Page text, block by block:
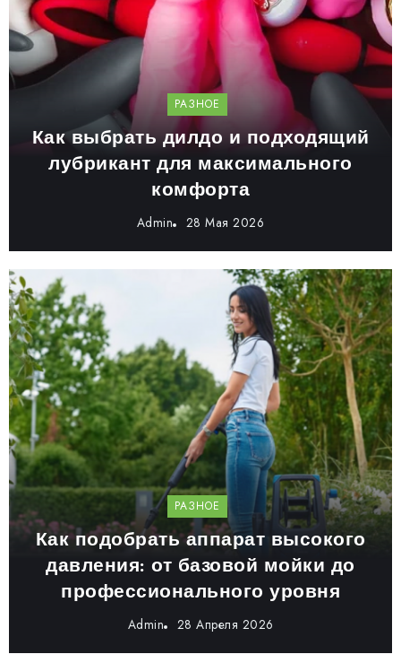
РАЗНОЕ
Как выбрать дилдо и подходящий
лубрикант для максимального
комфорта
Admin 28 Мая 2026
РАЗНОЕ
Как подобрать аппарат высокого
давления: от базовой мойки до
профессионального уровня
Admin 28 Апреля 2026